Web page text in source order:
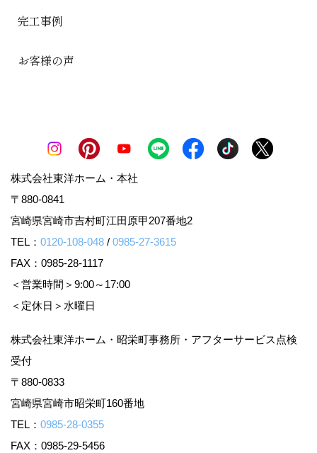
完工事例
お客様の声
株式会社東洋ホーム・本社
〒880-0841
宮崎県宮崎市吉村町江田原甲207番地2
TEL： 0120-108-048 / 0985-27-3615
FAX：0985-28-1117
＜営業時間＞9:00～17:00
＜定休日＞水曜日
株式会社東洋ホーム・昭栄町事務所・アフターサービス点検
受付
〒880-0833
宮崎県宮崎市昭栄町160番地
TEL： 0985-28-0355
FAX：0985-29-5456